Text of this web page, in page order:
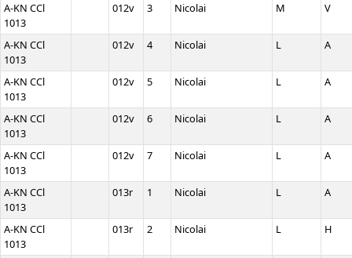
A-KN CCl
1013
012v 3 Nicolai M V
A-KN CCl
1013
012v 4 Nicolai L A
A-KN CCl
1013
012v 5 Nicolai L A
A-KN CCl
1013
012v 6 Nicolai L A
A-KN CCl
1013
012v 7 Nicolai L A
A-KN CCl
1013
013r 1 Nicolai L A
A-KN CCl
1013
013r 2 Nicolai L H